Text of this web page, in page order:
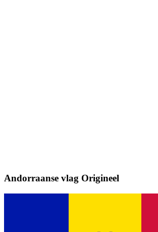
Andorraanse vlag Origineel